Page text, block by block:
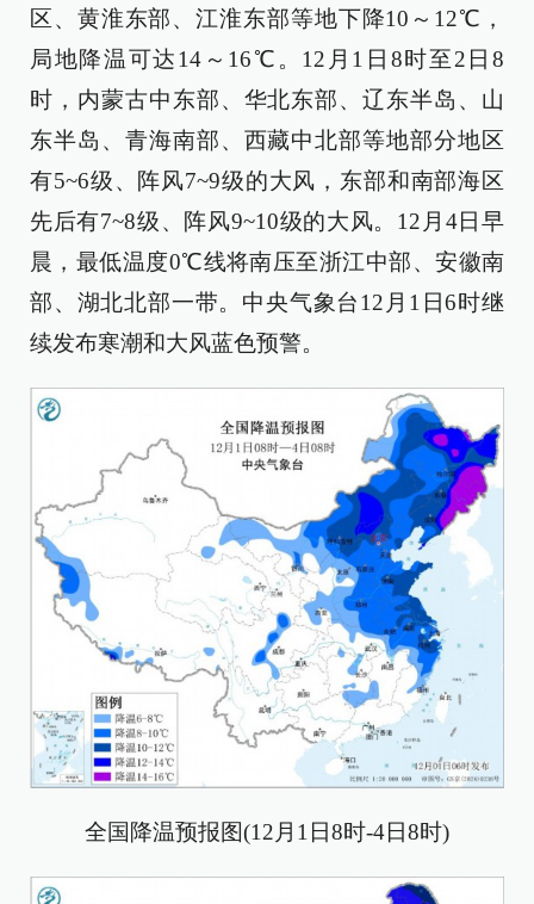
区、黄淮东部、江淮东部等地下降10～12℃，
局地降温可达14～16℃。12月1日8时至2日8
时，内蒙古中东部、华北东部、辽东半岛、山
东半岛、青海南部、西藏中北部等地部分地区
有5~6级、阵风7~9级的大风，东部和南部海区
先后有7~8级、阵风9~10级的大风。12月4日早
晨，最低温度0℃线将南压至浙江中部、安徽南
部、湖北北部一带。中央气象台12月1日6时继
续发布寒潮和大风蓝色预警。
全国降温预报图(12月1日8时-4日8时)